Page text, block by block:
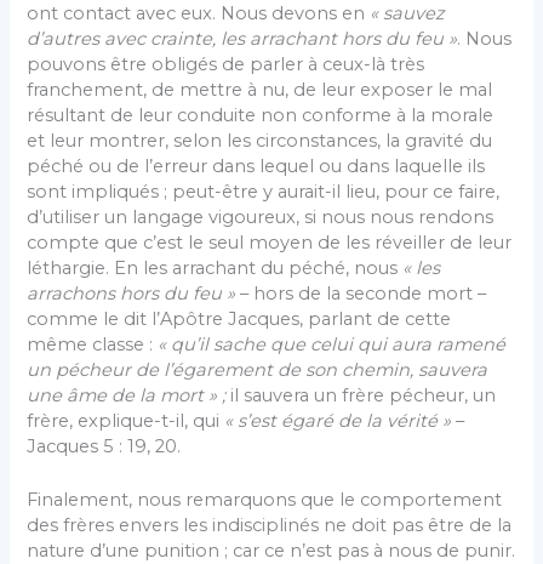
ont contact avec eux. Nous devons en « sauvez
d’autres avec crainte, les arrachant hors du feu ». Nous
pouvons être obligés de parler à ceux-là très
franchement, de mettre à nu, de leur exposer le mal
résultant de leur conduite non conforme à la morale
et leur montrer, selon les circonstances, la gravité du
péché ou de l’erreur dans lequel ou dans laquelle ils
sont impliqués ; peut-être y aurait-il lieu, pour ce faire,
d’utiliser un langage vigoureux, si nous nous rendons
compte que c’est le seul moyen de les réveiller de leur
léthargie. En les arrachant du péché, nous « les
arrachons hors du feu » – hors de la seconde mort –
comme le dit l’Apôtre Jacques, parlant de cette
même classe : « qu’il sache que celui qui aura ramené
un pécheur de l’égarement de son chemin, sauvera
une âme de la mort » ; il sauvera un frère pécheur, un
frère, explique-t-il, qui « s’est égaré de la vérité » –
Jacques 5 : 19, 20.
Finalement, nous remarquons que le comportement
des frères envers les indisciplinés ne doit pas être de la
nature d’une punition ; car ce n’est pas à nous de punir.